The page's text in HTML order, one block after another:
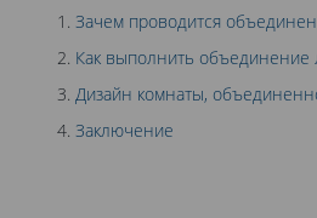
Зачем проводится
Как выполнить объединение
Дизайн комнаты,
Заключение